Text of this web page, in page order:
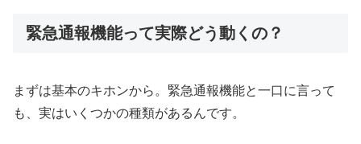
緊急通報機能って実際どう動くの？
まずは基本のキホンから。緊急通報機能と一口に言って
も、実はいくつかの種類があるんです。